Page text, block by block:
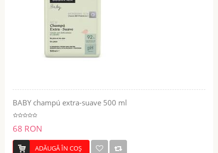
BABY champú extra-suave 500 ml
68 RON
ADĂUGĂ ÎN COŞ